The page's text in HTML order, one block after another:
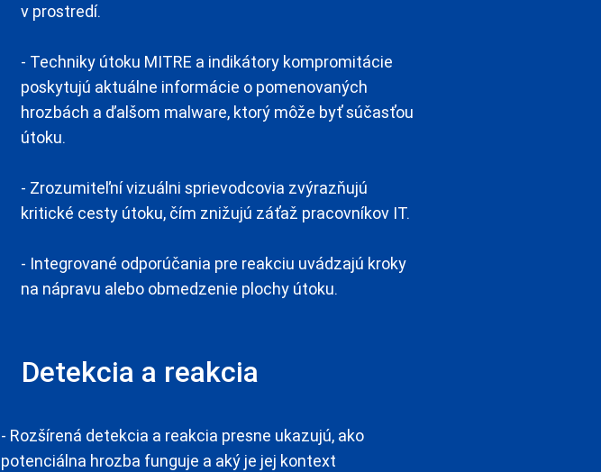
v prostredí.
- Techniky útoku MITRE a indikátory kompromitácie
poskytujú aktuálne informácie o pomenovaných
hrozbách a ďalšom malware, ktorý môže byť súčasťou
útoku.
- Zrozumiteľní vizuálni sprievodcovia zvýrazňujú
kritické cesty útoku, čím znižujú záťaž pracovníkov IT.
- Integrované odporúčania pre reakciu uvádzajú kroky
na nápravu alebo obmedzenie plochy útoku.
Detekcia a reakcia
- Rozšírená detekcia a reakcia presne ukazujú, ako
potenciálna hrozba funguje a aký je jej kontext